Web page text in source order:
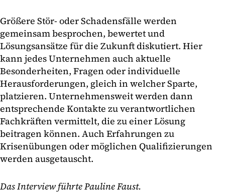
Größere Stör- oder Schadensfälle werden
gemeinsam besprochen, bewertet und
Lösungsansätze für die Zukunft diskutiert. Hier
kann jedes Unternehmen auch aktuelle
Besonderheiten, Fragen oder individuelle
Herausforderungen, gleich in welcher Sparte,
platzieren. Unternehmensweit werden dann
entsprechende Kontakte zu verantwortlichen
Fachkräften vermittelt, die zu einer Lösung
beitragen können. Auch Erfahrungen zu
Krisenübungen oder möglichen Qualifizierungen
werden ausgetauscht.
Das Interview führte Pauline Faust.